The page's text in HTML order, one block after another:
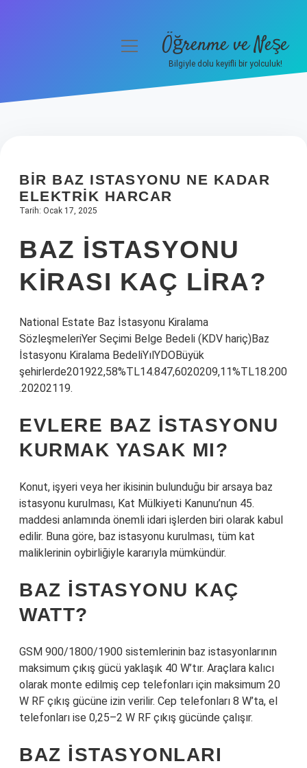
Hakkımızda
menüyüÖğrenme ve Neşe
Bilgiyle dolu keyifli bir yolculuk!
BIR BAZ ISTASYONU NE KADAR
ELEKTRIK HARCAR
Tarih: Ocak 17, 2025
BAZ ISTASYONU
KIRASI KAÇ LIRA?
National Estate Baz İstasyonu Kiralama
SözleşmeleriYer Seçimi Belge Bedeli (KDV hariç)Baz
İstasyonu Kiralama BedeliYılYDOBüyük
şehirlerde201922,58%TL14.847,6020209,11%TL18.200
.20202119.
EVLERE BAZ ISTASYONU
KURMAK YASAK MI?
Konut, işyeri veya her ikisinin bulunduğu bir arsaya baz
istasyonu kurulması, Kat Mülkiyeti Kanunu’nun 45.
maddesi anlamında önemli idari işlerden biri olarak kabul
edilir. Buna göre, baz istasyonu kurulması, tüm kat
maliklerinin oybirliğiyle kararıyla mümkündür.
BAZ ISTASYONU KAÇ
WATT?
GSM 900/1800/1900 sistemlerinin baz istasyonlarının
maksimum çıkış gücü yaklaşık 40 W’tır. Araçlara kalıcı
olarak monte edilmiş cep telefonları için maksimum 20
W RF çıkış gücüne izin verilir. Cep telefonları 8 W’ta, el
telefonları ise 0,25–2 W RF çıkış gücünde çalışır.
BAZ ISTASYONLARI